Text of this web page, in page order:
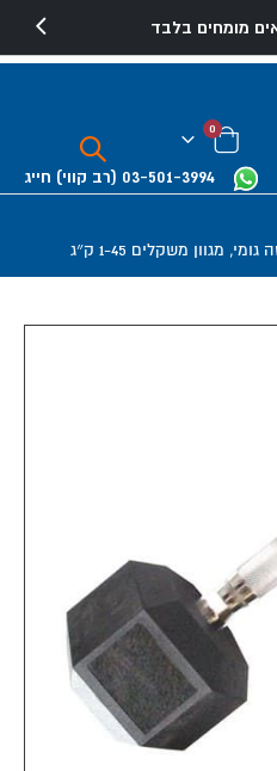
מומחים בלבד
03-501-3994 (רב קווי) חייג
Cart
0פריטים